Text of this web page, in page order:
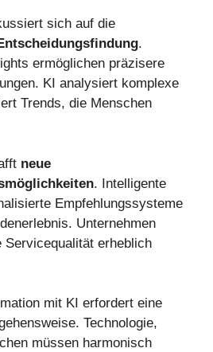
sich auf die
.
ermöglichen präzisere
KI analysiert komplexe
Trends, die Menschen
neue
. Intelligente
Empfehlungssysteme
Unternehmen
Servicequalität erheblich
mit KI erfordert eine
Technologie,
müssen harmonisch